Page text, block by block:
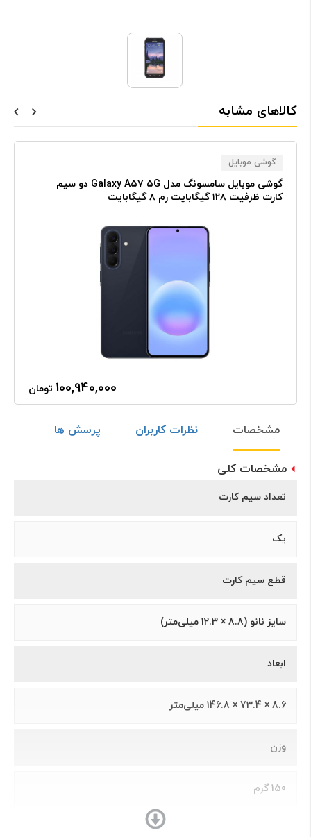
کالاهای مشابه
گوشی موبایل
گوشی موبایل سامسونگ مدل Galaxy A۵۷ ۵G دو سیم
کارت ظرفیت ۱۲۸ گیگابایت رم ۸ گیگابایت
100,940,000 تومان
مشخصات نظرات کاربران پرسش ها
مشخصات کلی
تعداد سیم کارت
یک
قطع سیم کارت
سایز نانو (8.8 × 12.3 میلی‌متر)
ابعاد
8.6 × 73.4 × 146.8 میلی‌متر
وزن
150 گرم